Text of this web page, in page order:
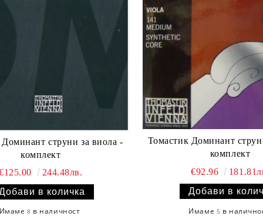
струни за виола -
комплект
244.48лв.
Имаме8 в наличност
Томастик Доминант
комплект
€92.96
Имаме 5 в